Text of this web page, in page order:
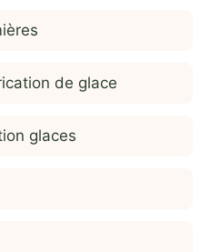
de glace
glaces